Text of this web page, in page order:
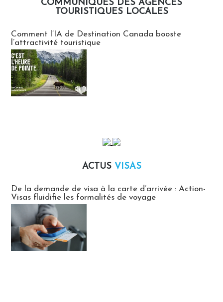
COMMUNIQUÉS DES AGENCES
TOURISTIQUES LOCALES
Comment l’IA de Destination Canada booste
l’attractivité touristique
ACTUS VISAS
De la demande de visa à la carte d’arrivée : Action-
Visas fluidifie les formalités de voyage